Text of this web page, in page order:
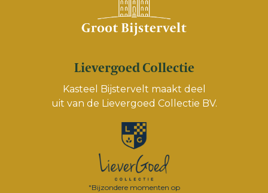
Lievergoed Collectie
Kasteel Bijstervelt maakt deel
uit van de Lievergoed Collectie BV.
"Bijzondere momenten op